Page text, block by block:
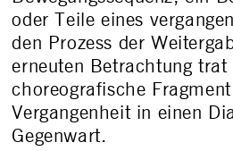
oder Teile eines
den Prozess der
erneuten Betrachtung trat
choreografische
Vergangenheit in einen
Gegenwart.